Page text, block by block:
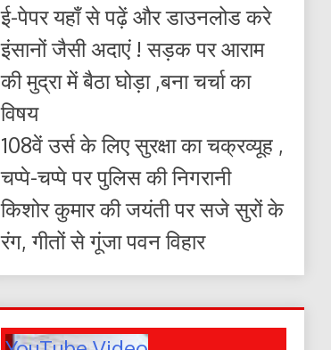
ई-पेपर यहाँ से पढ़ें और डाउनलोड करे
इंसानों जैसी अदाएं ! सड़क पर आराम
की मुद्रा में बैठा घोड़ा ,बना चर्चा का
विषय
108वें उर्स के लिए सुरक्षा का चक्रव्यूह ,
चप्पे-चप्पे पर पुलिस की निगरानी
किशोर कुमार की जयंती पर सजे सुरों के
रंग, गीतों से गूंजा पवन विहार